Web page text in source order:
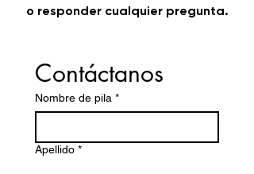
o responder cualquier pregunta.
Contáctanos
Nombre de pila *
Apellido *